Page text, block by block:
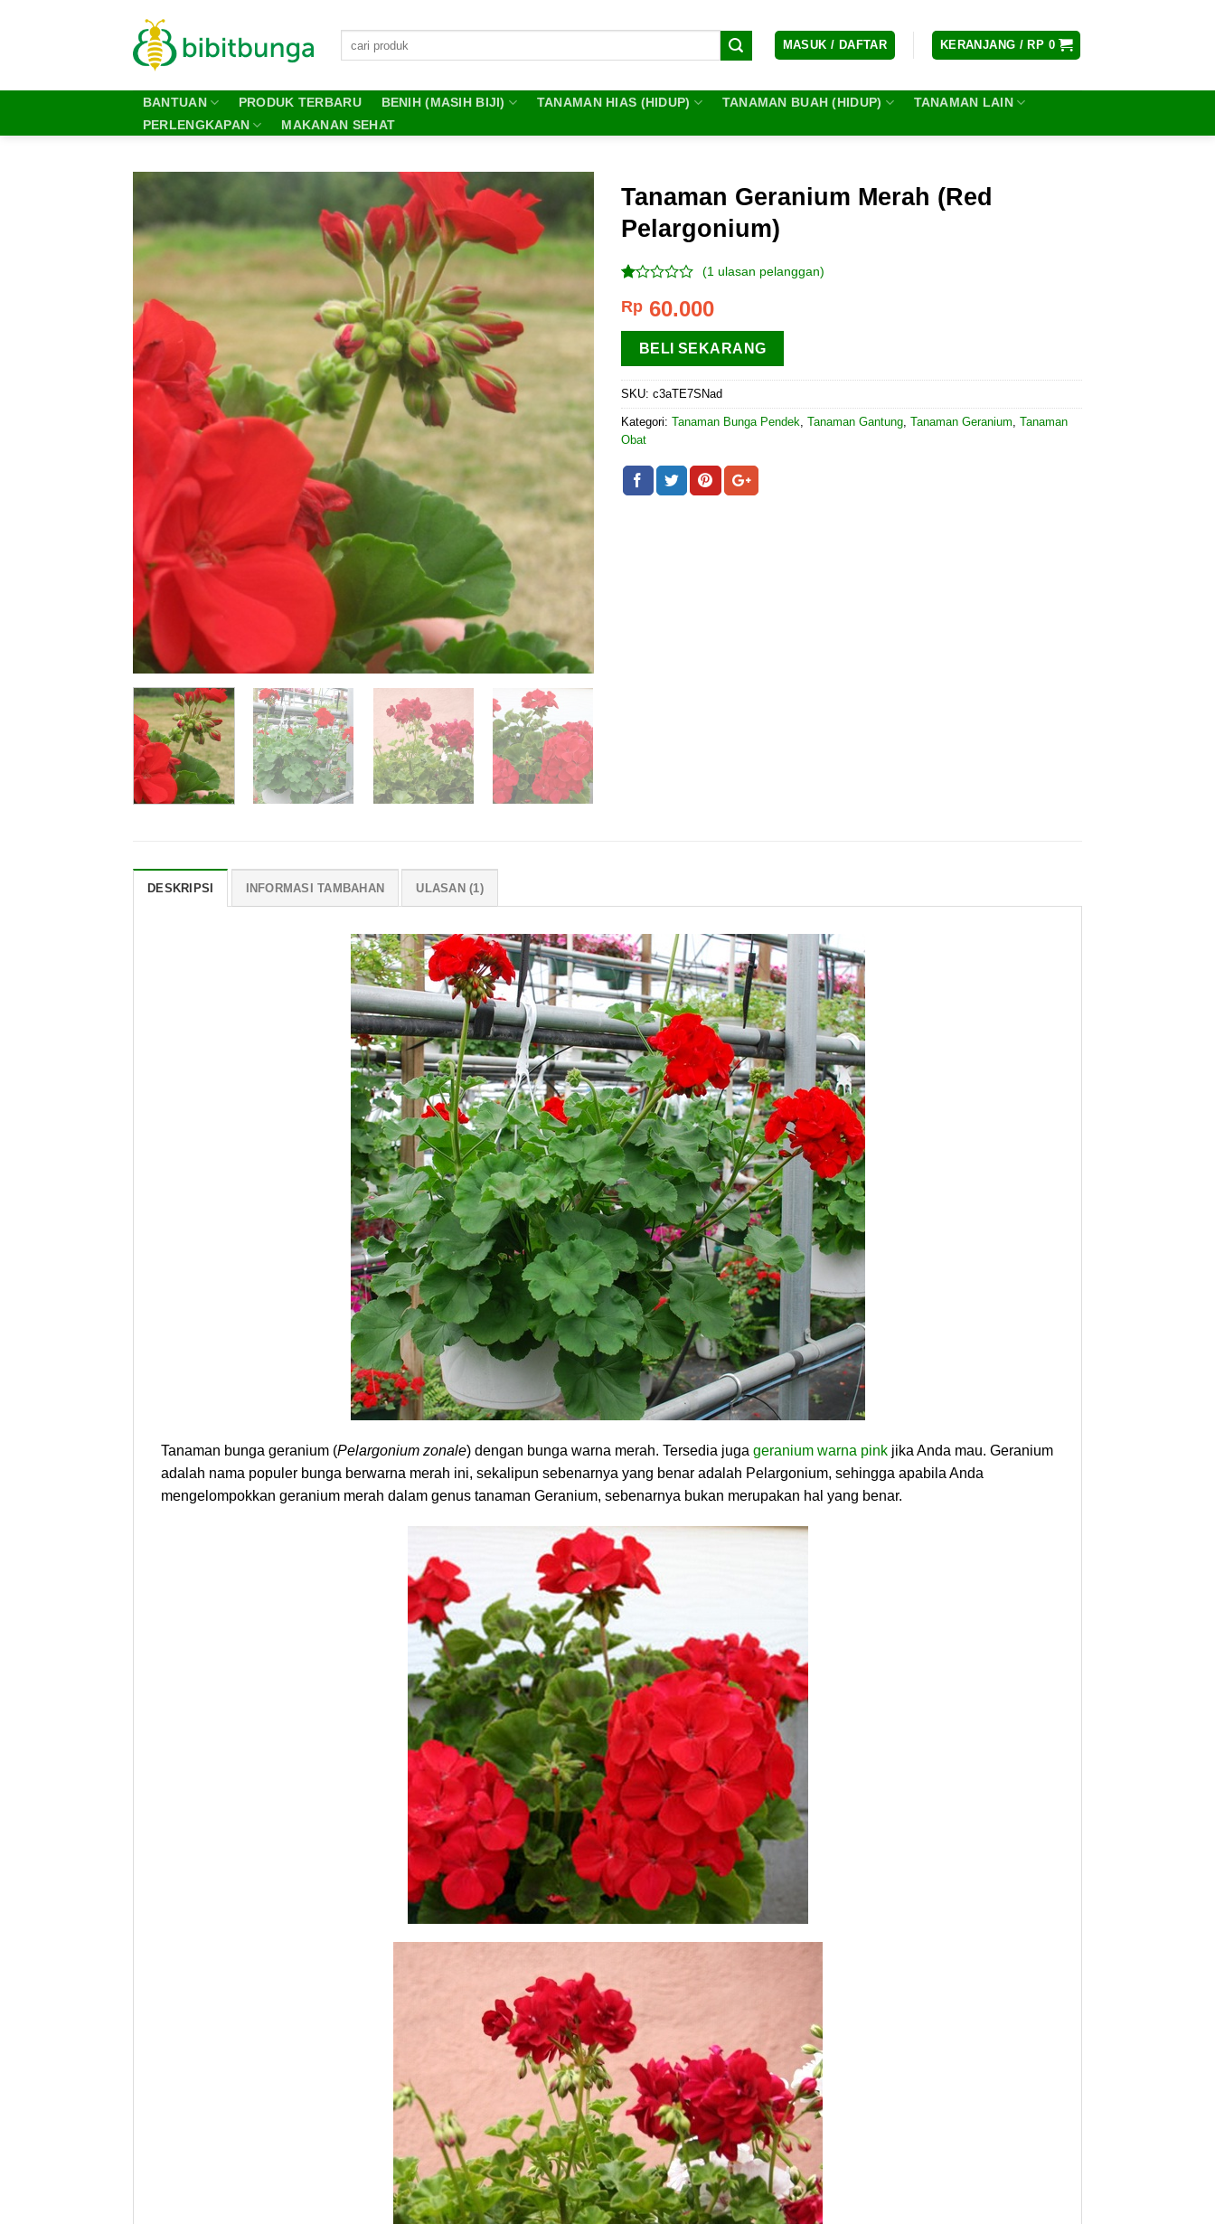
MASUK / DAFTAR KERANJANG / RP 0
BANTUAN PRODUK TERBARU BENIH (MASIH BIJI) TANAMAN HIAS (HIDUP) TANAMAN BUAH (HIDUP)
TANAMAN LAIN
PERLENGKAPAN
MAKANAN SEHAT
Tanaman Geranium Merah (Red
Pelargonium)
1.00
5
berdasarkan
penilaian
pelanggan
(1 ulasan pelanggan)
Rp 60.000
BELI SEKARANG
SKU: c3aTE7SNad
Kategori: Tanaman Bunga Pendek, Tanaman Gantung, Tanaman Geranium, Tanaman
Obat
DESKRIPSI INFORMASI TAMBAHAN ULASAN (1)
Tanaman bunga geranium (Pelargonium zonale) dengan bunga warna merah. Tersedia juga geranium warna pink jika Anda mau. Geranium
adalah nama populer bunga berwarna merah ini, sekalipun sebenarnya yang benar adalah Pelargonium, sehingga apabila Anda
mengelompokkan geranium merah dalam genus tanaman Geranium, sebenarnya bukan merupakan hal yang benar.